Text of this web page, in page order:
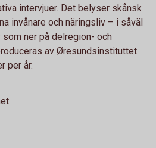
intervjuer. Det belyser skånsk
invånare och näringsliv – i såväl
ner på delregion- och
av Øresundsinstituttet
per år.